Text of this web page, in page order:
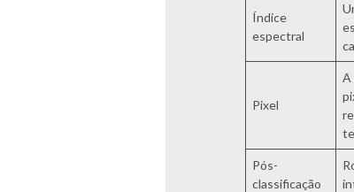
Índice
espectral
Pixel
A
Pós-
classificação